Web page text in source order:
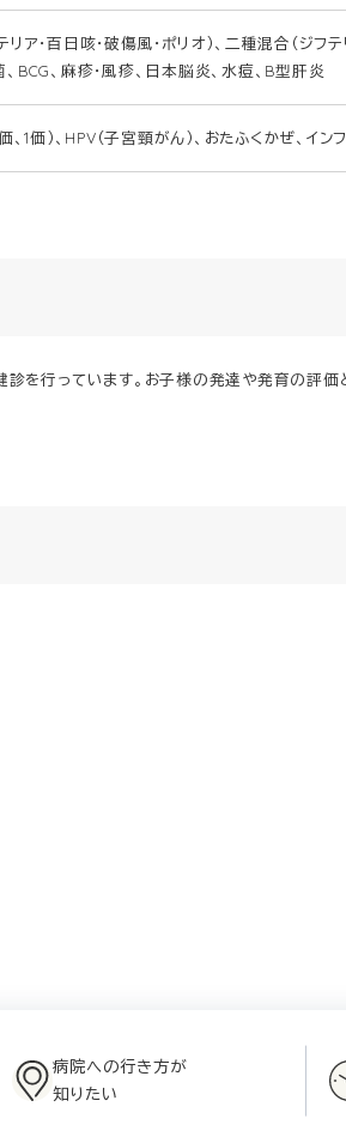
ア・百日咳・破傷風・ポリオ）、二種混合（ジフテ
BCG、麻疹・風疹、日本脳炎、水痘、B型肝炎
、1価）、HPV（子宮頸がん）、おたふくかぜ、イ
を行っています。お子様の発達や発育の評価
病院への行き方が
知りたい